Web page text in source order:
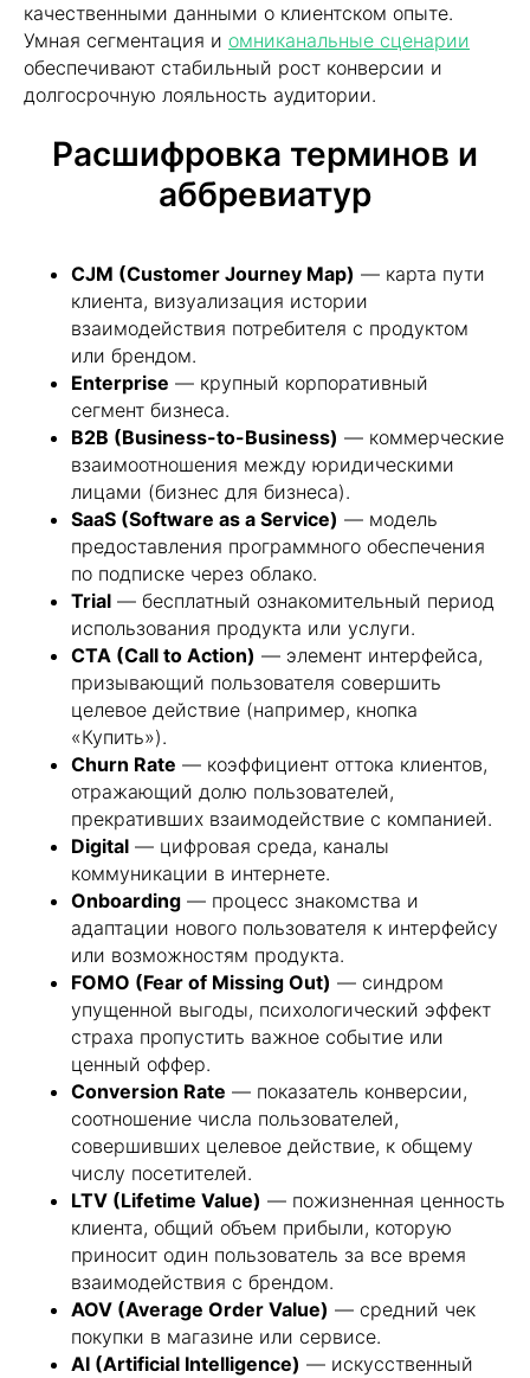
качественными данными о клиентском опыте.
Умная сегментация и омниканальные сценарии
обеспечивают стабильный рост конверсии и
долгосрочную лояльность аудитории.
Расшифровка терминов и
аббревиатур
CJM (Customer Journey Map) — карта пути
клиента, визуализация истории
взаимодействия потребителя с продуктом
или брендом.
Enterprise — крупный корпоративный
сегмент бизнеса.
B2B (Business-to-Business) — коммерческие
взаимоотношения между юридическими
лицами (бизнес для бизнеса).
SaaS (Software as a Service) — модель
предоставления программного обеспечения
по подписке через облако.
Trial — бесплатный ознакомительный период
использования продукта или услуги.
CTA (Call to Action) — элемент интерфейса,
призывающий пользователя совершить
целевое действие (например, кнопка
«Купить»).
Churn Rate — коэффициент оттока клиентов,
отражающий долю пользователей,
прекративших взаимодействие с компанией.
Digital — цифровая среда, каналы
коммуникации в интернете.
Onboarding — процесс знакомства и
адаптации нового пользователя к интерфейсу
или возможностям продукта.
FOMO (Fear of Missing Out) — синдром
упущенной выгоды, психологический эффект
страха пропустить важное событие или
ценный оффер.
Conversion Rate — показатель конверсии,
соотношение числа пользователей,
совершивших целевое действие, к общему
числу посетителей.
LTV (Lifetime Value) — пожизненная ценность
клиента, общий объем прибыли, которую
приносит один пользователь за все время
взаимодействия с брендом.
AOV (Average Order Value) — средний чек
покупки в магазине или сервисе.
AI (Artificial Intelligence) — искусственный
Нажимая кнопку "Запросить", я даюсогласие
на обработку персональных данных и
ознакомлен (а) сПолитикой
конфиденциальности
Нажимая кнопку "Запросить", я даю согласие
на получение рассылки рекламно-
информационных материалов
Запросить